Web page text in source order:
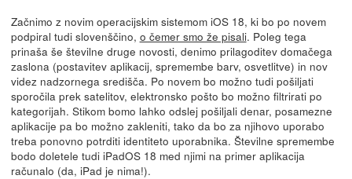
Začnimo z novim operacijskim sistemom iOS 18, ki bo po novem
podpiral tudi slovenščino, o čemer smo že pisali. Poleg tega
prinaša še številne druge novosti, denimo prilagoditev domačega
zaslona (postavitev aplikacij, spremembe barv, osvetlitve) in nov
videz nadzornega središča. Po novem bo možno tudi pošiljati
sporočila prek satelitov, elektronsko pošto bo možno filtrirati po
kategorijah. Stikom bomo lahko odslej pošiljali denar, posamezne
aplikacije pa bo možno zakleniti, tako da bo za njihovo uporabo
treba ponovno potrditi identiteto uporabnika. Številne spremembe
bodo doletele tudi iPadOS 18 med njimi na primer aplikacija
računalo (da, iPad je nima!).